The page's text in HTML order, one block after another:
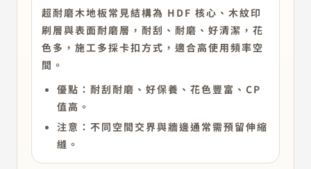
超耐磨木地板常見結構為 HDF 核心、木紋印
刷層與表面耐磨層，耐刮、耐磨、好清潔，花
色多，施工多採卡扣方式，適合高使用頻率空
間。
優點：耐刮耐磨、好保養、花色豐富、CP
值高。
注意：不同空間交界與牆邊通常需預留伸縮
縫。